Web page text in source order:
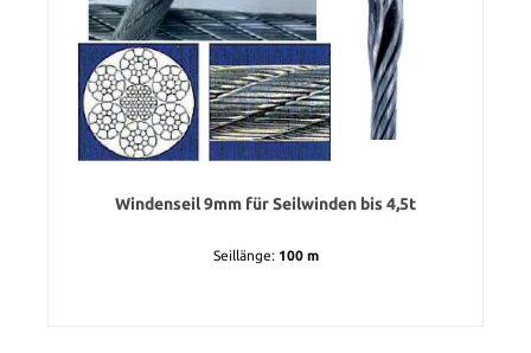
Windenseil 9mm für Seilwinden bis 4,5t
Seillänge: 100 m